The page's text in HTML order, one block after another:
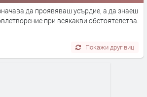
да проявяваш усърдие, а да знаеш
при всякакви обстоятелства.
Покажи друг виц